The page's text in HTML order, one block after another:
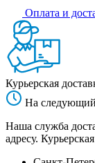
Оплата и
Курьерская
На
Наша служба
адресу.